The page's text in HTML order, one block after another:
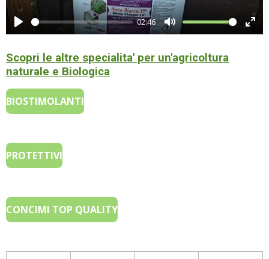
P
a
02:46
M
u
E
a
y
Scopri le altre specialita' per un'agricoltura
naturale e Biologica
BIOSTIMOLANTI
PROTETTIVI
CONCIMI TOP QUALITY